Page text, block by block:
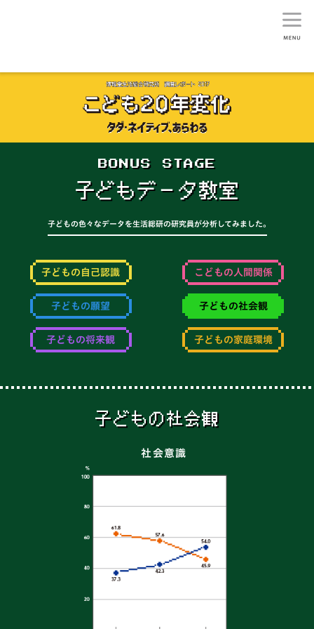
BONUS STAGE
子どもデータ教室
子どもの色々なデータを生活総研の研究員が分析してみました。
子どもの自己認識 こどもの人間関係
子どもの願望 子どもの社会観
子どもの将来観 子どもの家庭環境
子どもの社会観
社会意識